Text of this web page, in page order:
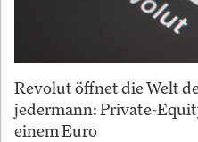
Revolut öffnet die Welt
jedermann: Private-
einem Euro